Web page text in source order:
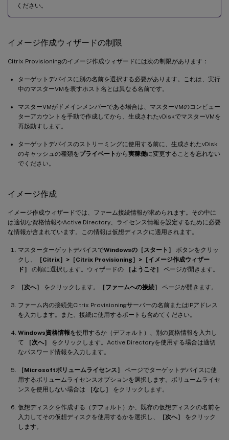
ください。
イメージ作成ウィザードの制限
Citrix Provisioningのイメージ作成ウィザードには次の制限があります：
ターゲットデバイスに別の名前を選択する必要があります。これは、実行
中のマスターVMを表すホスト名とは異なる名前です。
マスターVMがドメインメンバーである場合は、マスターVMのコンピュー
ターアカウントを手動で作成してから、生成されたvDiskでマスターVMを
再起動すします。
ターゲットデバイスのストリーミングに使用する前に、生成されたvDisk
のキャッシュの種類をプライベートから実稼働に変更することを忘れない
でください。
イメージ作成
イメージ作成ウィザードでは、ファーム接続情報が求められます。その中に
は適切な資格情報やActive Directory、ライセンス情報を設定するために必要
な情報が含まれています。この情報は仮想ディスクに適用されます。
マスターターゲットデバイスでWindowsの［スタート］
ボタンをクリッ
クし、
［Citrix］>［Citrix Provisioning］>［イメージ作成ウィザー
ド］
の順に選択します。ウィザードの ［ようこそ］ ページが開きます。
［次へ］ をクリックします。 ［ファームへの接続］ ページが開きます。
ファーム内の接続先Citrix Provisioningサーバーの名前またはIPアドレス
を入力します。また、接続に使用するポートも含めてください。
Windows資格情報を使用するか（デフォルト）、別の資格情報を入力し
て
［次へ］
をクリックします。Active Directoryを使用する場合は適切
なパスワード情報を入力します。
［Microsoftボリュームライセンス］
ページでターゲットデバイスに使
用するボリュームライセンスオプションを選択します。ボリュームライセ
ンスを使用しない場合は
［なし］ をクリックします。
仮想ディスクを作成する（デフォルト）か、既存の仮想ディスクの名前を
入力してその仮想ディスクを使用するかを選択し、
［次へ］
をクリック
します。